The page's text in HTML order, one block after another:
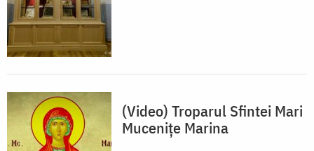
(Video) Troparul Sfintei Mari
Mucenițe Marina